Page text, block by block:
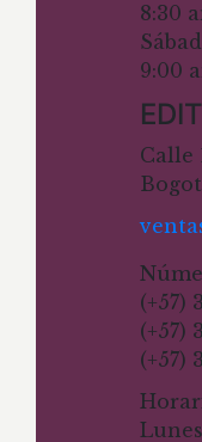
8:30
9:00
Calle
(+57)
(+57)
(+57)